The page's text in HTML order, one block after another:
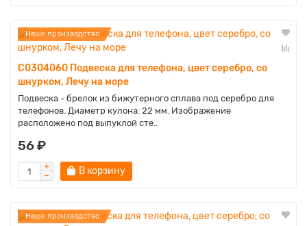
Наше производство
C0304060 Подвеска для телефона, цвет серебро, со
шнурком, Лечу на море
Подвеска - брелок из бижутерного сплава под серебро для
телефонов. Диаметр кулона: 22 мм. Изображение
расположено под выпуклой сте..
56 ₽
В корзину
Наше производство